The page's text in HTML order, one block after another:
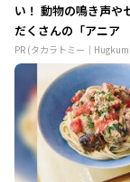
い！ 動物の鳴き声や
だくさんの「アニ
PR (タカラトミー｜